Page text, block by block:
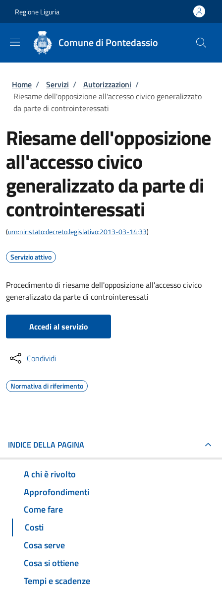
Regione Liguria
Comune di Pontedassio
Briciole di pane
Home / Servizi / Autorizzazioni /
Riesame dell'opposizione all'accesso civico generalizzato
da parte di controinteressati
Riesame dell'opposizione
all'accesso civico
generalizzato da parte di
controinteressati
(urn:nir:stato:decreto.legislativo:2013-03-14;33)
Servizio attivo
Procedimento di riesame dell'opposizione all'accesso civico
generalizzato da parte di controinteressati
Accedi al servizio
Condividi
Normativa di riferimento
INDICE DELLA PAGINA
A chi è rivolto
Approfondimenti
Come fare
Costi
Cosa serve
Cosa si ottiene
Tempi e scadenze